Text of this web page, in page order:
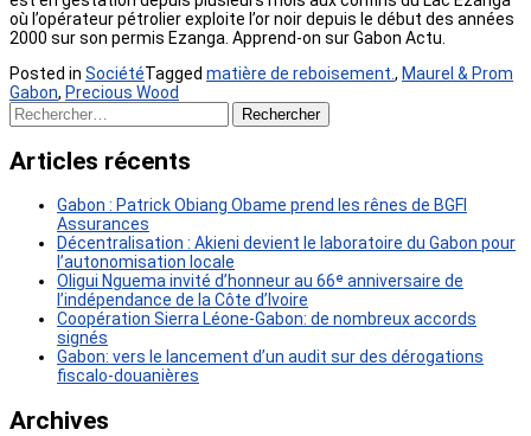
où l’opérateur pétrolier exploite l’or noir depuis le début des années
2000 sur son permis Ezanga. Apprend-on sur Gabon Actu.
Posted in SociétéTagged matière de reboisement. , Maurel & Prom
Gabon, Precious Wood
Rechercher :
Articles récents
Gabon : Patrick Obiang Obame prend les rênes de BGFI
Assurances
Décentralisation : Akieni devient le laboratoire du Gabon pour
l’autonomisation locale
Oligui Nguema invité d’honneur au 66ᵉ anniversaire de
l’indépendance de la Côte d’Ivoire
Coopération Sierra Léone-Gabon: de nombreux accords
signés
Gabon: vers le lancement d’un audit sur des dérogations
fiscalo-douanières
Archives